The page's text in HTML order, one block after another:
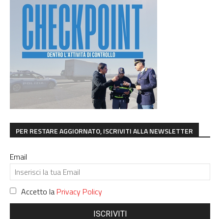
PER RESTARE AGGIORNATO, ISCRIVITI ALLA NEWSLETTER
Email
Accetto la Privacy Policy
ISCRIVITI